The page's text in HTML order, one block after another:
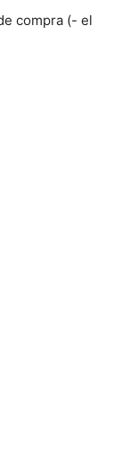
compra (- el